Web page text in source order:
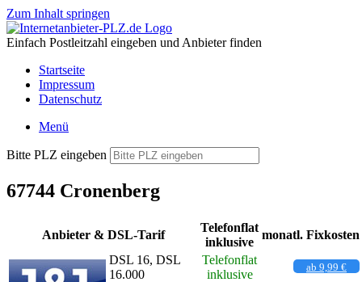
Zum Inhalt springen
Einfach Postleitzahl eingeben und Anbieter finden
Startseite
Impressum
Datenschutz
Menü
Bitte PLZ eingeben
67744 Cronenberg
Anbieter & DSL-Tarif
Telefonflat
inklusive
monatl. Fixkosten
DSL 16, DSL
16.000
Telefonflat
inklusive
ab 9,99 €